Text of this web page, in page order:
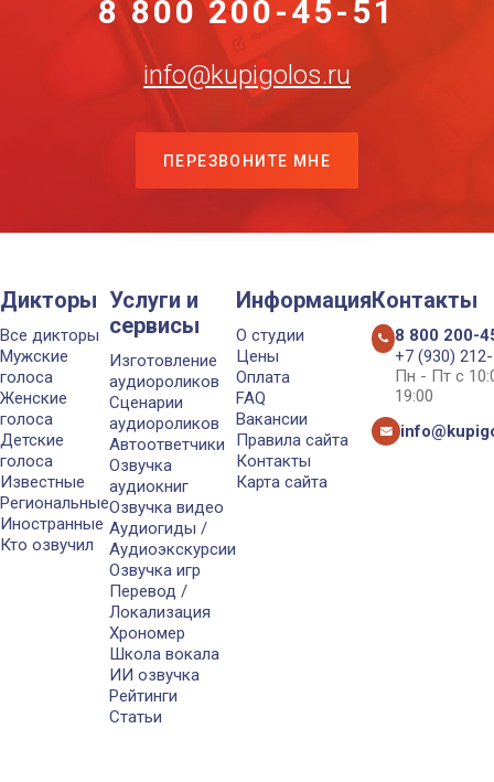
8 800 200-45-51
info@kupigolos.ru
ПЕРЕЗВОНИТЕ МНЕ
Дикторы
Все дикторы
Мужские
голоса
Женские
голоса
Детские
голоса
Известные
Региональные
Иностранные
Кто озвучил
Услуги и
сервисы
Изготовление
аудиороликов
Сценарии
аудиороликов
Автоответчики
Озвучка
аудиокниг
Озвучка видео
Аудиогиды /
Аудиоэкскурсии
Озвучка игр
Перевод /
Локализация
Хрономер
Школа вокала
ИИ озвучка
Рейтинги
Статьи
Информация
О студии
Цены
Оплата
FAQ
Вакансии
Правила сайта
Контакты
Карта сайта
Контакты
8 800 200-
+7 (930)
Пн - Пт с
19:00